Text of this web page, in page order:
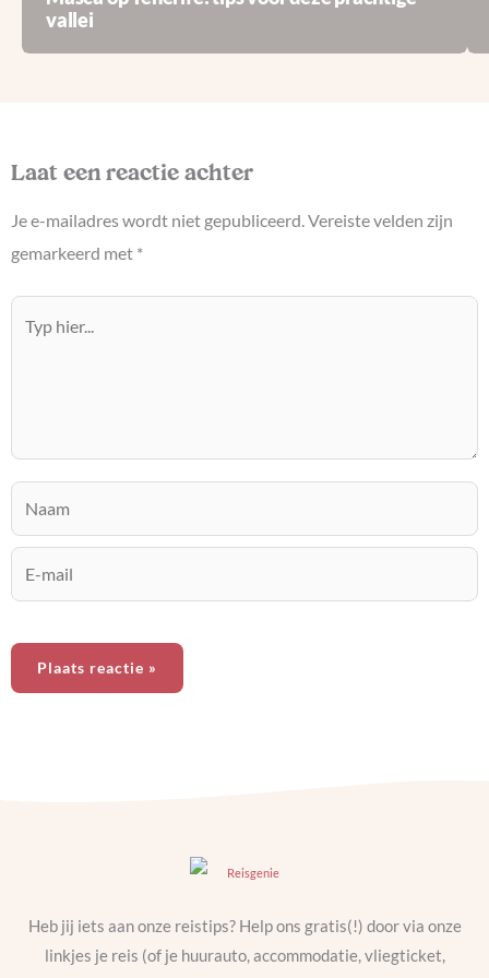
vallei
Laat een reactie achter
Je e-mailadres wordt niet gepubliceerd.Vereiste velden zijn
gemarkeerd met *
mail
Heb jij iets aan onze reistips? Help ons gratis(!) door via onze
linkjes je reis (of je huurauto, accommodatie, vliegticket,